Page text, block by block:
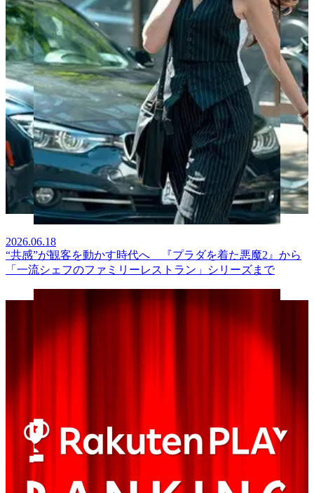
2026.06.18
“共感”が観客を動かす時代へ 『プラダを着た悪魔2』から
「一流シェフのファミリーレストラン」シリーズまで